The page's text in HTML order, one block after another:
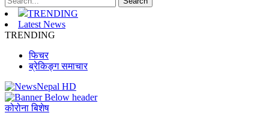
TRENDING
Latest News
TRENDING
फिचर
ब्रेकिङ्ग समाचार
कोरोना बिशेष